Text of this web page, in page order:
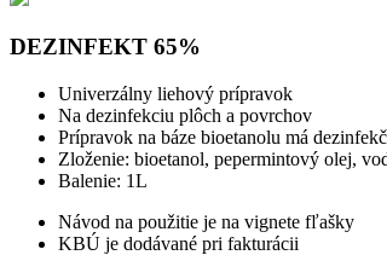
DEZINFEKT 65%
Univerzálny liehový prípravok
Na dezinfekciu plôch a povrchov
Prípravok na báze bioetanolu má
Zloženie: bioetanol, pepermintový olej,
Balenie: 1L
Návod na použitie je na vignete fľašky
KBÚ je dodávané pri fakturácii